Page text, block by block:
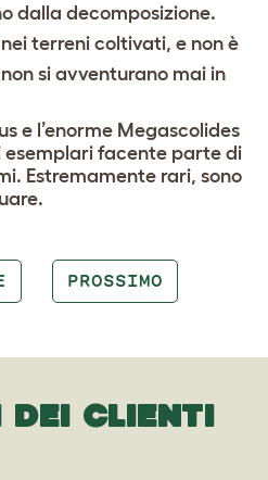
dalla decomposizione.
terreni coltivati, e non è
si avventurano mai in
e l’enorme Megascolides
esemplari facente parte di
Estremamente rari, sono
PROSSIMO
DEI CLIENTI